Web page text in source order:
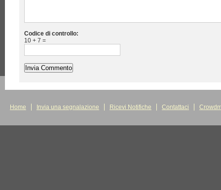
Codice di controllo:
10 + 7 =
Home Invia una segnalazione Ricevi Notifiche Contattaci